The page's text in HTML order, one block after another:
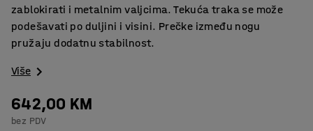
zablokirati i metalnim valjcima. Tekuća traka se može
podešavati po duljini i visini. Prečke između nogu
pružaju dodatnu stabilnost.
Više
642,00 KM
bez PDV